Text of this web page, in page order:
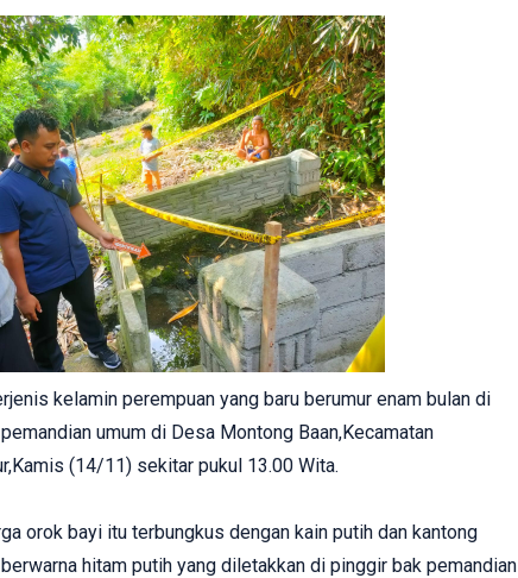
kelamin perempuan yang baru berumur enam bulan di
umum di Desa Montong Baan,Kecamatan
(14/11) sekitar pukul 13.00 Wita.
orok bayi itu terbungkus dengan kain putih dan kantong
hitam putih yang diletakkan di pinggir bak pemandian